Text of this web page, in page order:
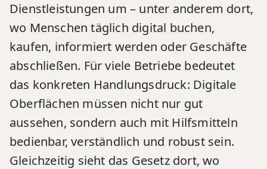
Dienstleistungen um – unter anderem dort,
wo Menschen täglich digital buchen,
kaufen, informiert werden oder Geschäfte
abschließen. Für viele Betriebe bedeutet
das konkreten Handlungsdruck: Digitale
Oberflächen müssen nicht nur gut
aussehen, sondern auch mit Hilfsmitteln
bedienbar, verständlich und robust sein.
Gleichzeitig sieht das Gesetz dort, wo